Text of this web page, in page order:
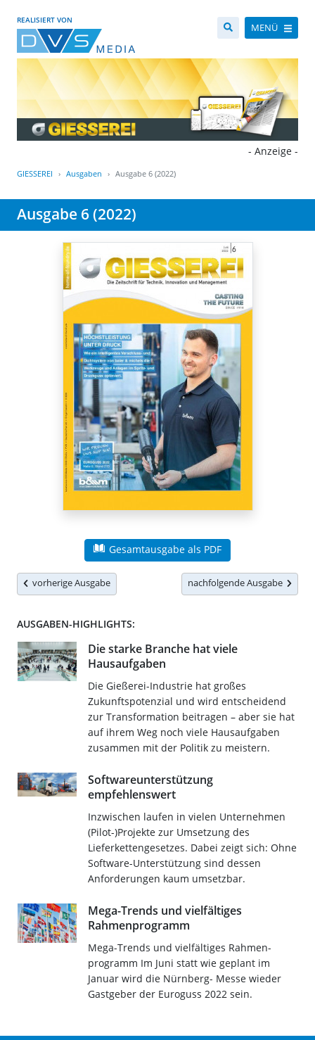
REALISIERT VON
MENÜ
- Anzeige -
GIESSEREI Ausgaben Ausgabe 6 (2022)
Ausgabe 6 (2022)
Gesamtausgabe als PDF
vorherige Ausgabe nachfolgende Ausgabe
AUSGABEN-HIGHLIGHTS:
Die starke Branche hat viele
Hausaufgaben
Die Gießerei-Industrie hat großes
Zukunftspotenzial und wird entscheidend
zur Transformation beitragen – aber sie hat
auf ihrem Weg noch viele Hausaufgaben
zusammen mit der Politik zu meistern.
Softwareunterstützung
empfehlenswert
Inzwischen laufen in vielen Unternehmen
(Pilot-)Projekte zur Umsetzung des
Lieferkettengesetzes. Dabei zeigt sich: Ohne
Software-Unterstützung sind dessen
Anforderungen kaum umsetzbar.
Mega-Trends und vielfältiges
Rahmenprogramm
Mega-Trends und vielfältiges Rahmen-
programm Im Juni statt wie geplant im
Januar wird die Nürnberg- Messe wieder
Gastgeber der Euroguss 2022 sein.